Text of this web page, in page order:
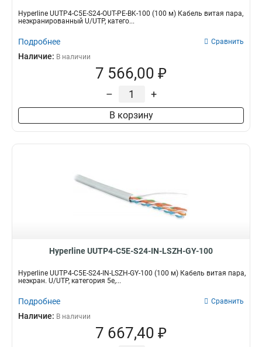
Hyperline UUTP4-C5E-S24-OUT-PE-BK-100 (100 м) Кабель витая пара,
неэкранированный U/UTP, катего...
Подробнее Сравнить
Наличие: В наличии
7 566,00 ₽
– +
В корзину
Hyperline UUTP4-C5E-S24-IN-LSZH-GY-100
Hyperline UUTP4-C5E-S24-IN-LSZH-GY-100 (100 м) Кабель витая пара,
неэкран. U/UTP, категория 5e,...
Подробнее Сравнить
Наличие: В наличии
7 667,40 ₽